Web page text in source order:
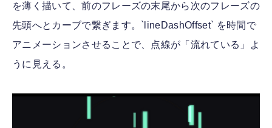
を薄く描いて、前のフレーズの末尾から次のフレーズの
先頭へとカーブで繋ぎます。`lineDashOffset` を時間で
アニメーションさせることで、点線が「流れている」よ
うに見える。